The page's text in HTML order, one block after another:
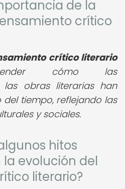
de la
crítico
crítico literario
cómo las
las obras literarias han
tiempo, reflejando las
y sociales.
hitos
evolución del
literario?